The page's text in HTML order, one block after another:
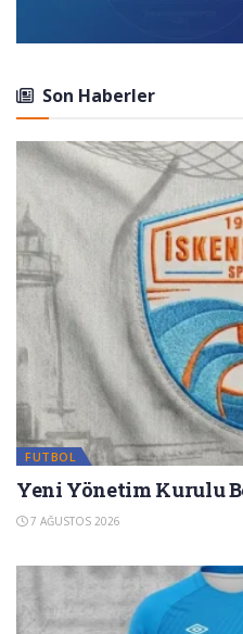
Son Haberler
FUTBOL
Yeni Yönetim Kurulu
7 AĞUSTOS 2026